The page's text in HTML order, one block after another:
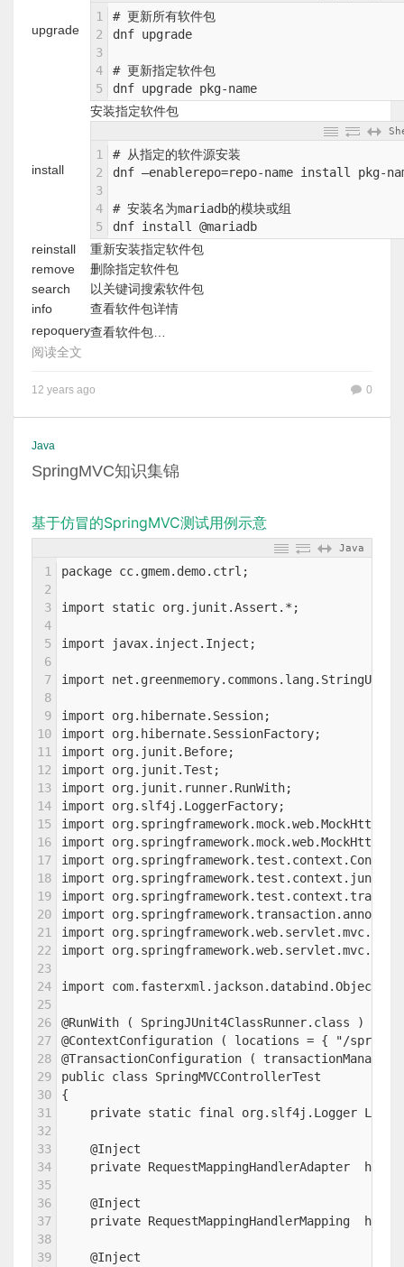
upgrade
1
2
3
4
5
# 更新所有软件包
dnf upgrade
# 更新指定软件包
dnf upgrade pkg-name
install
安装指定软件包
1
2
3
4
5
# 从指定的软件源安装
dnf –enablerepo=repo-name install pkg-
# 安装名为mariadb的模块或组
dnf install @mariadb
reinstall
重新安装指定软件包
remove
删除指定软件包
search
以关键词搜索软件包
info
查看软件包详情
repoquery查看软件包…
阅读全文
12 years ago 0
Java
SpringMVC知识集锦
基于仿冒的SpringMVC测试用例示意
Java
1
2
3
4
5
6
7
8
9
10
11
12
13
14
15
16
17
18
19
20
21
22
23
24
25
26
27
28
29
30
31
32
33
34
35
36
37
38
39
package cc.gmem.demo.ctrl;
import static org.junit.Assert.*;
import javax.inject.Inject;
import
import org.hibernate.Session;
import org.hibernate.SessionFactory;
import org.junit.Before;
import org.junit.Test;
import org.junit.runner.RunWith;
import org.slf4j.LoggerFactory;
import
import
import
import
import
import
import
import
import
@RunWith ( SpringJUnit4ClassRunner.class )
@ContextConfiguration ( locations = { "/
@TransactionConfiguration (
public class SpringMVCControllerTest
{
private static final org.slf4j.Logger LOGGER
@Inject
private RequestMappingHandlerAdapter
@Inject
private RequestMappingHandlerMapping
@Inject